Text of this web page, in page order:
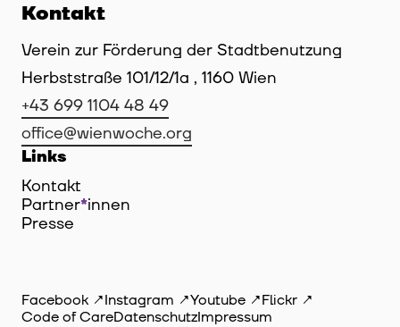
Kontakt
Verein zur Förderung der Stadtbenutzung
Herbststraße 101/12/1a , 1160 Wien
+43 699 1104 48 49
office@wienwoche.org
Links
Kontakt
Partner*innen
Presse
Facebook Instagram Youtube
Flickr
Code of CareDatenschutzImpressum